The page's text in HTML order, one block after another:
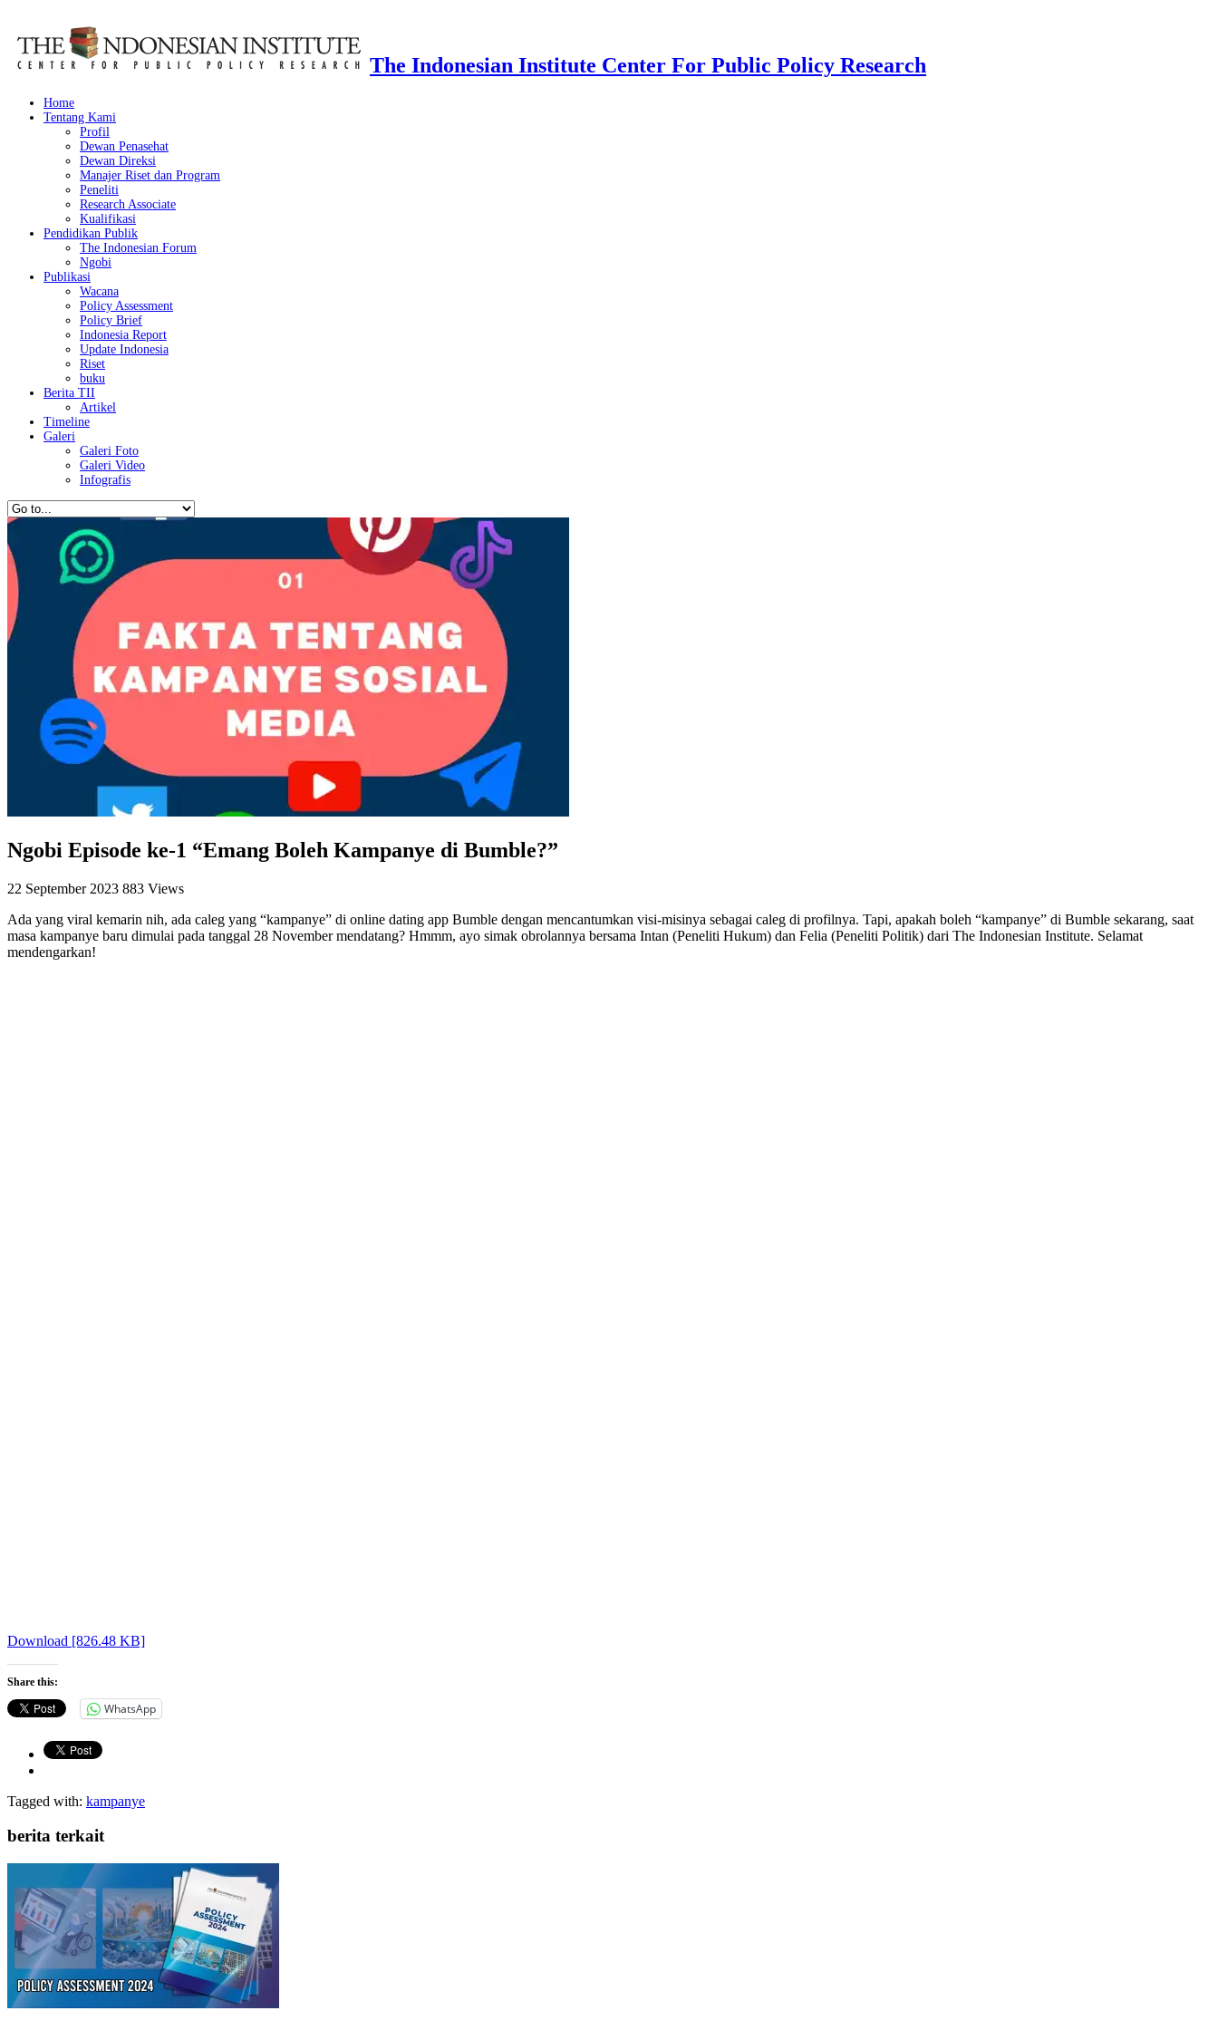
The Indonesian Institute Center For Public Policy Research
Home
Tentang Kami
Profil
Dewan Penasehat
Dewan Direksi
Manajer Riset dan Program
Peneliti
Research Associate
Kualifikasi
Pendidikan Publik
The Indonesian Forum
Ngobi
Publikasi
Wacana
Policy Assessment
Policy Brief
Indonesia Report
Update Indonesia
Riset
buku
Berita TII
Artikel
Timeline
Galeri
Galeri Foto
Galeri Video
Infografis
Ngobi Episode ke-1 “Emang Boleh Kampanye di Bumble?”
22 September 2023 883 Views
Ada yang viral kemarin nih, ada caleg yang “kampanye” di online dating app Bumble dengan mencantumkan visi-misinya sebagai caleg di profilnya. Tapi, apakah boleh “kampanye” di Bumble sekarang, saat
masa kampanye baru dimulai pada tanggal 28 November mendatang? Hmmm, ayo simak obrolannya bersama Intan (Peneliti Hukum) dan Felia (Peneliti Politik) dari The Indonesian Institute. Selamat
mendengarkan!
Download [826.48 KB]
Share this:
WhatsApp
Tagged with: kampanye
berita terkait